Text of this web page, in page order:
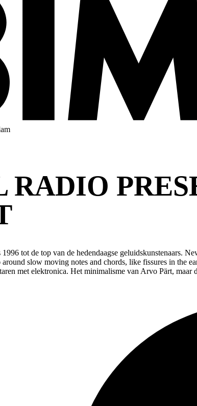
RADIO
tot de top van de hedendaagse geluidskunstenaars.
around slow moving notes and chords, like fissures in
met elektronica. Het minimalisme van Arvo Pärt,